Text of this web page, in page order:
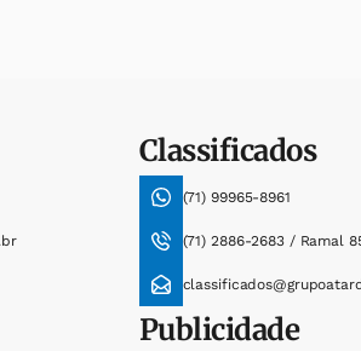
Classificados
(71) 99965-8961
(71) 2886-2683 / Ramal
Publicidade